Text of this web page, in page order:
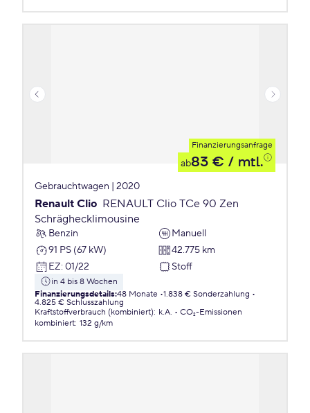
Finanzierungsanfrage
ab83 € / mtl.
Gebrauchtwagen | 2020
Renault Clio RENAULT Clio TCe 90 Zen
Schräghecklimousine
Benzin
Manuell
91 PS (67 kW)
42.775 km
EZ: 01/22 Stoff
in 4 bis 8 Wochen
Finanzierungsdetails:48 Monate 1.838 € Sonderzahlung
4.825 € Schlusszahlung
Kraftstoffverbrauch (kombiniert): k.A.
CO₂-Emissionen
kombiniert: 132 g/km